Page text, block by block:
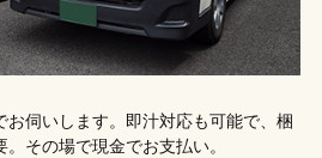
お伺いします。即汁対応も可能で、梱
その場で現金でお支払い。